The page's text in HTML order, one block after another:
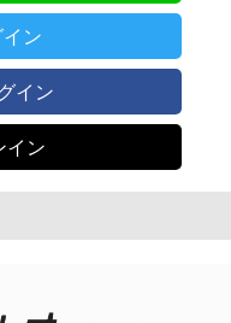
ン
イン
イン